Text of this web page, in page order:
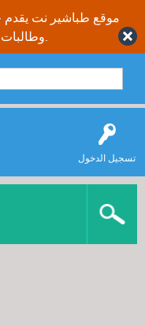
موقع طباشير نت
تسجيل الدخول